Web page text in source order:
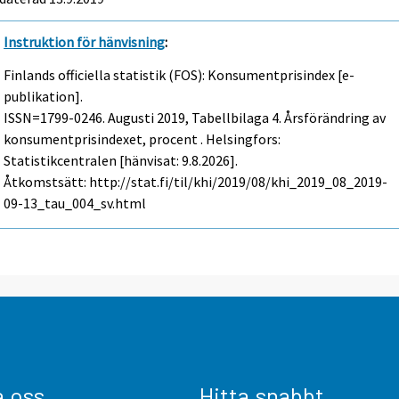
Instruktion för hänvisning:
Finlands officiella statistik (FOS): Konsumentprisindex [e-
publikation].
ISSN=1799-0246.Augusti 2019, Tabellbilaga 4. Årsförändring av
konsumentprisindexet, procent . Helsingfors:
Statistikcentralen [hänvisat: 9.8.2026].
Åtkomstsätt: http://stat.fi/til/khi/2019/08/khi_2019_08_2019-
09-13_tau_004_sv.html